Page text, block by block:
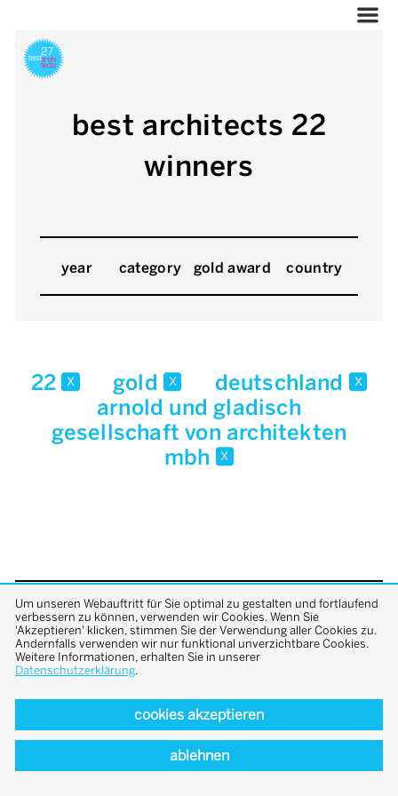
best architects 22
winners
year category gold award country
22 x gold x deutschland x
arnold und gladisch
gesellschaft von architekten
mbh
x
back to top
Um unseren Webauftritt für Sie optimal zu gestalten und fortlaufend
verbessern zu können, verwenden wir Cookies. Wenn Sie
'Akzeptieren' klicken, stimmen Sie der Verwendung aller Cookies zu.
Andernfalls verwenden wir nur funktional unverzichtbare Cookies.
Weitere Informationen, erhalten Sie in unserer
Datenschutzerklärung.
cookies akzeptieren
ablehnen